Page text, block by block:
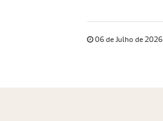
06 de Julho de 2026